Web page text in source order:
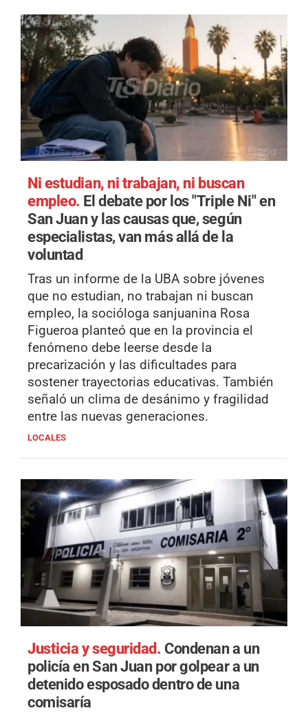
Ni estudian, ni trabajan, ni buscan
empleo. El debate por los "Triple Ni" en
San Juan y las causas que, según
especialistas, van más allá de la
voluntad
Tras un informe de la UBA sobre jóvenes
que no estudian, no trabajan ni buscan
empleo, la socióloga sanjuanina Rosa
Figueroa planteó que en la provincia el
fenómeno debe leerse desde la
precarización y las dificultades para
sostener trayectorias educativas. También
señaló un clima de desánimo y fragilidad
entre las nuevas generaciones.
LOCALES
Justicia y seguridad. Condenan a un
policía en San Juan por golpear a un
detenido esposado dentro de una
comisaría